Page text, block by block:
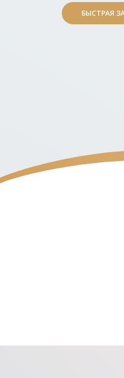
БЫСТРАЯ
БЫСТРАЯ